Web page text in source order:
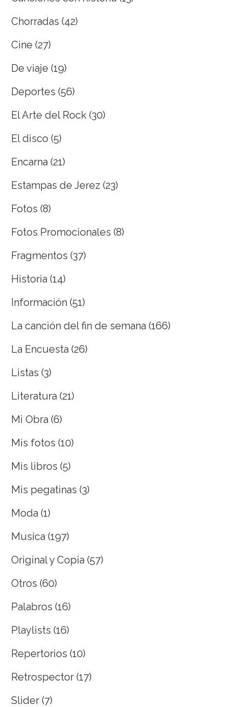
Chorradas (42)
Cine (27)
De viaje (19)
Deportes (56)
El Arte del Rock (30)
El disco (5)
Encarna (21)
Estampas de Jerez (23)
Fotos (8)
Fotos Promocionales (8)
Fragmentos (37)
Historia (14)
Información (51)
La canción del fin de semana (166)
La Encuesta (26)
Listas (3)
Literatura (21)
Mi Obra (6)
Mis fotos (10)
Mis libros (5)
Mis pegatinas (3)
Moda (1)
Musica (197)
Original y Copia (57)
Otros (60)
Palabros (16)
Playlists (16)
Repertorios (10)
Retrospector (17)
Slider (7)